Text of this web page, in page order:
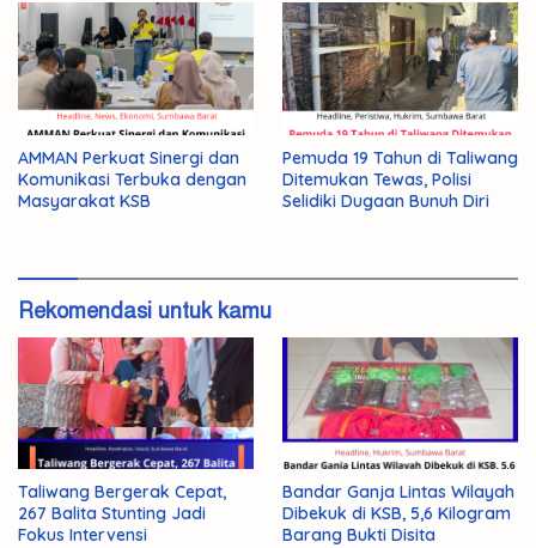
AMMAN Perkuat Sinergi dan
Komunikasi Terbuka dengan
Masyarakat KSB
Pemuda 19 Tahun di Taliwang
Ditemukan Tewas, Polisi
Selidiki Dugaan Bunuh Diri
Rekomendasi untuk kamu
Taliwang Bergerak Cepat,
267 Balita Stunting Jadi
Fokus Intervensi
Bandar Ganja Lintas Wilayah
Dibekuk di KSB, 5,6 Kilogram
Barang Bukti Disita